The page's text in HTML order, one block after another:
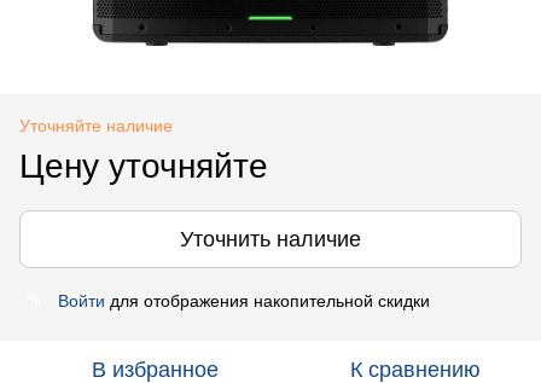
Уточняйте наличие
Цену уточняйте
Уточнить наличие
Войти для отображения накопительной скидки
В избранное К сравнению